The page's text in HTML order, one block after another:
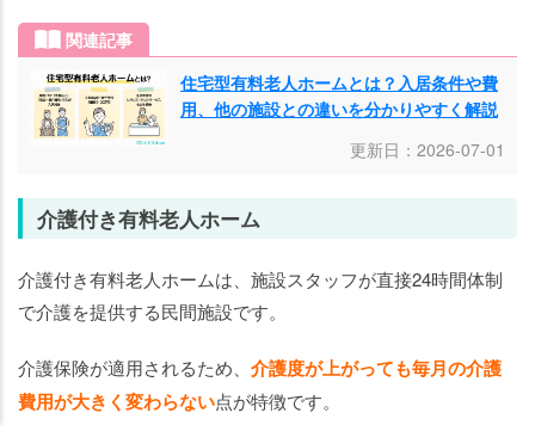
関連記事
住宅型有料老人ホームとは？入居条件や費
用、他の施設との違いを分かりやすく解説
更新日：2026-07-01
介護付き有料老人ホーム
介護付き有料老人ホームは、施設スタッフが直接24時間体制
で介護を提供する民間施設です。
介護保険が適用されるため、 介護度が上がっても毎月の介護
費用が大きく変わらない点が特徴です。